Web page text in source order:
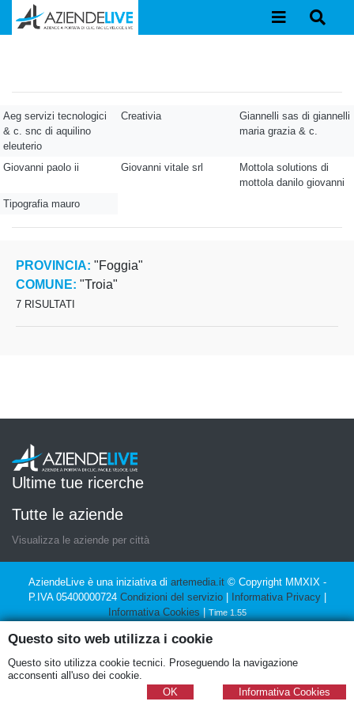
Aeg servizi tecnologici
& c. snc di aquilino
eleuterio
Creativia
Giannelli sas di giannelli
maria grazia & c.
Giovanni paolo ii Giovanni vitale srl
Mottola solutions di
mottola danilo giovanni
Tipografia mauro
PROVINCIA: "Foggia"
COMUNE: "Troia"
7 RISULTATI
Ultime tue ricerche
Tutte le aziende
Visualizza le aziende per città
AziendeLive è una iniziativa di artemedia.it© Copyright MMXIX -
P.IVA 05400000724 Condizioni del servizio| Informativa Privacy|
Informativa Cookies|Time 1.55
Questo sito web utilizza i cookie
Questo sito utilizza cookie tecnici. Proseguendo la navigazione
acconsenti all'uso dei cookie.
Informativa Cookies
OK